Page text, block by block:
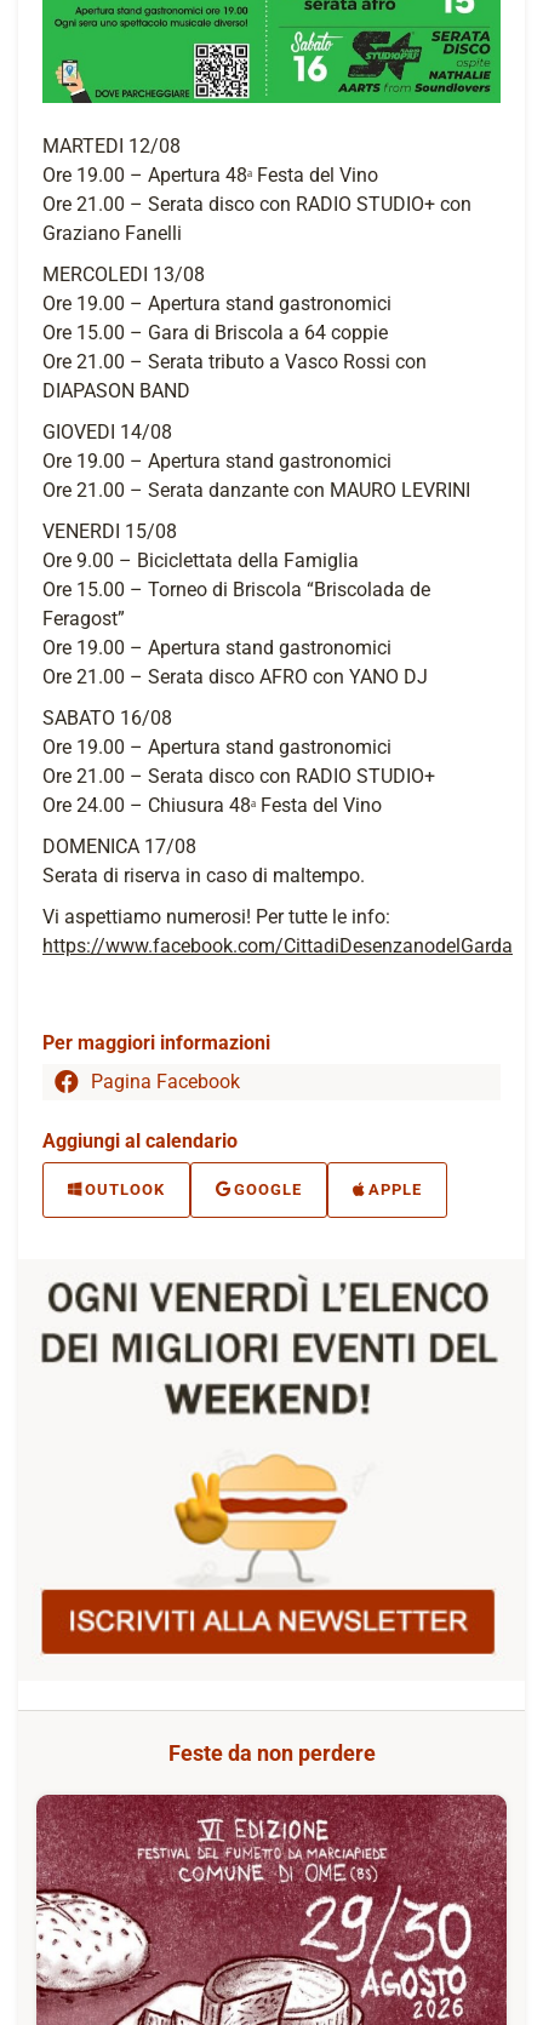
MARTEDI 12/08
Ore 19.00 – Apertura 48ᵃ Festa del Vino
Ore 21.00 – Serata disco con RADIO STUDIO+ con
Graziano Fanelli
MERCOLEDI 13/08
Ore 19.00 – Apertura stand gastronomici
Ore 15.00 – Gara di Briscola a 64 coppie
Ore 21.00 – Serata tributo a Vasco Rossi con
DIAPASON BAND
GIOVEDI 14/08
Ore 19.00 – Apertura stand gastronomici
Ore 21.00 – Serata danzante con MAURO LEVRINI
VENERDI 15/08
Ore 9.00 – Biciclettata della Famiglia
Ore 15.00 – Torneo di Briscola “Briscolada de
Feragost”
Ore 19.00 – Apertura stand gastronomici
Ore 21.00 – Serata disco AFRO con YANO DJ
SABATO 16/08
Ore 19.00 – Apertura stand gastronomici
Ore 21.00 – Serata disco con RADIO STUDIO+
Ore 24.00 – Chiusura 48ᵃ Festa del Vino
DOMENICA 17/08
Serata di riserva in caso di maltempo.
Vi aspettiamo numerosi! Per tutte le info:
https://www.facebook.com/CittadiDesenzanodelGarda
Per maggiori informazioni
Pagina Facebook
Aggiungi al calendario
OUTLOOK GOOGLE APPLE
Feste da non perdere